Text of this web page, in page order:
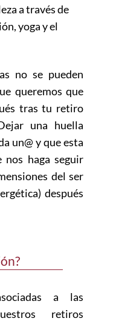
a través de
yoga y el
no se pueden
queremos que
tras tu retiro
una huella
un@ y que esta
nos haga seguir
del ser
después
a las
retiros